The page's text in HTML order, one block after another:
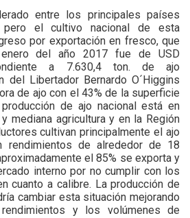
entre los principales países
pero el cultivo nacional de esta
por exportación en fresco, que
del año 2017 fue de USD
a 7.630,4 ton. de ajo
del Libertador Bernardo O´Higgins
de ajo con el 43% de la superficie
de ajo nacional está en
mediana agricultura y en la Región
cultivan principalmente el ajo
rendimientos de alrededor de 18
el 85% se exporta y
interno por no cumplir con los
cuanto a calibre. La producción de
cambiar esta situación mejorando
y los volúmenes de